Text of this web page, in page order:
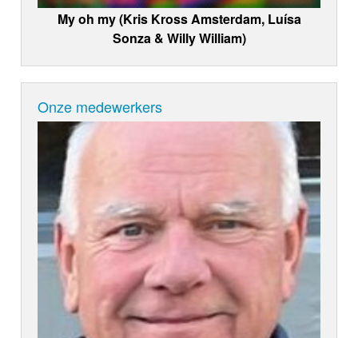
My oh my (Kris Kross Amsterdam, Luísa
Sonza & Willy William)
Onze medewerkers